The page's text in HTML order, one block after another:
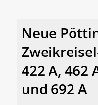
Neue
422 A, 462
und 692 A